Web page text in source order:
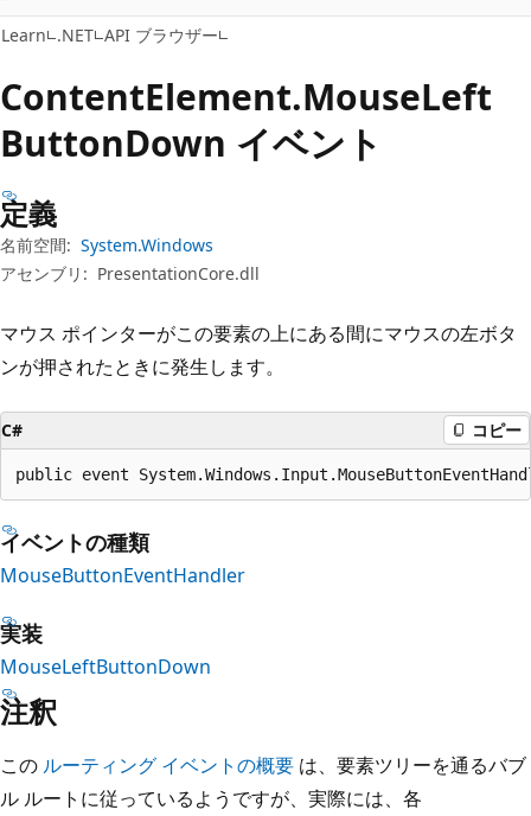
プ
ス
キ
ッ
プ
Learn .NET API ブラウザー
ContentElement.MouseLeft
ButtonDown イベント
定義
名前空間: System.Windows
アセンブリ: PresentationCore.dll
マウス ポインターがこの要素の上にある間にマウスの左ボタ
ンが押されたときに発生します。
C# コピー
public event
イベントの種類
MouseButtonEventHandler
実装
MouseLeftButtonDown
注釈
この ルーティング イベントの概要 は、要素ツリーを通るバブ
ル ルートに従っているようですが、実際には、各